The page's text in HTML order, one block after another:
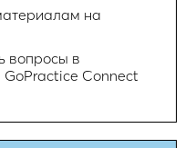
на
вопросы в
GoPractice Connect